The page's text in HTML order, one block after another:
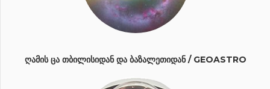
ᲦᲐᲛᲘᲡ ᲪᲐ ᲗᲑᲘᲚᲘᲡᲘᲓᲐᲜ ᲓᲐ ᲑᲐᲖᲐᲚᲔᲗᲘᲓᲐᲜ / GEOASTRO